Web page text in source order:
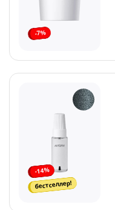
-7%
-14%
бестселлер!